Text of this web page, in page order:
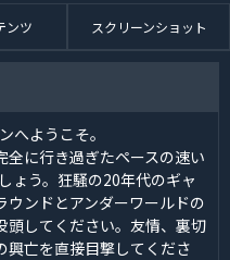
ンツ スクリーンショット
へようこそ。
全に行き過ぎたペースの速い
ょう。狂騒の20年代のギャ
ウンドとアンダーワールドの
頭してください。友情、裏切
興亡を直接目撃してくださ